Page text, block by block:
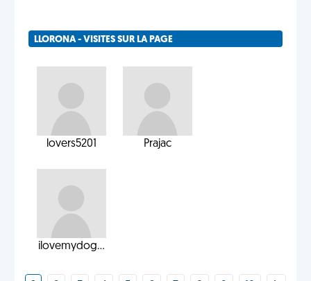
LLORONA - VISITES SUR LA PAGE
lovers5201 Prajac
ilovemydog...